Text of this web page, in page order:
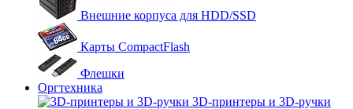
Внешние корпуса для HDD/SSD
Карты CompactFlash
Флешки
Оргтехника
3D-принтеры и 3D-ручки